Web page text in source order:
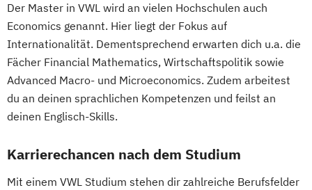
Der Master in VWL wird an vielen Hochschulen auch
Economics genannt. Hier liegt der Fokus auf
Internationalität. Dementsprechend erwarten dich u.a. die
Fächer Financial Mathematics, Wirtschaftspolitik sowie
Advanced Macro- und Microeconomics. Zudem arbeitest
du an deinen sprachlichen Kompetenzen und feilst an
deinen Englisch-Skills.
Karrierechancen nach dem Studium
Mit einem VWL Studium stehen dir zahlreiche Berufsfelder